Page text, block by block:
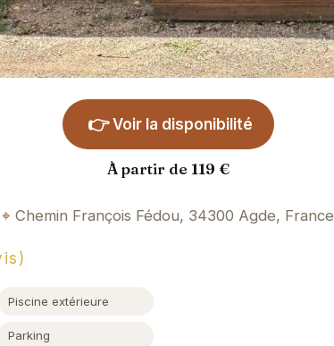
👉 Voir la disponibilité
À partir de 119 €
Chemin François Fédou, 34300 Agde, France
Piscine extérieure
Parking